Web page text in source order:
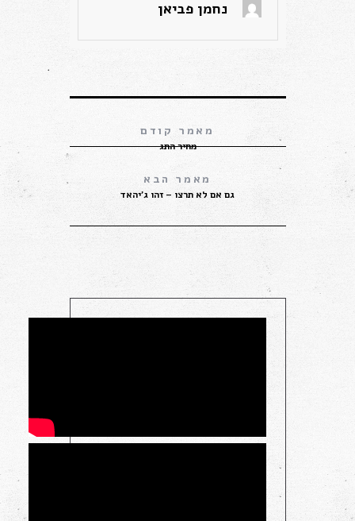
נחמן פביאן
מחיר התג
גם אם לא תרצו – זהו ג’יהאד